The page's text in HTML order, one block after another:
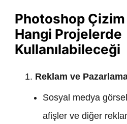
Photoshop Çizim
Hangi Projelerde
Kullanılabileceği
Reklam ve
Sosyal medya
afişler ve diğer